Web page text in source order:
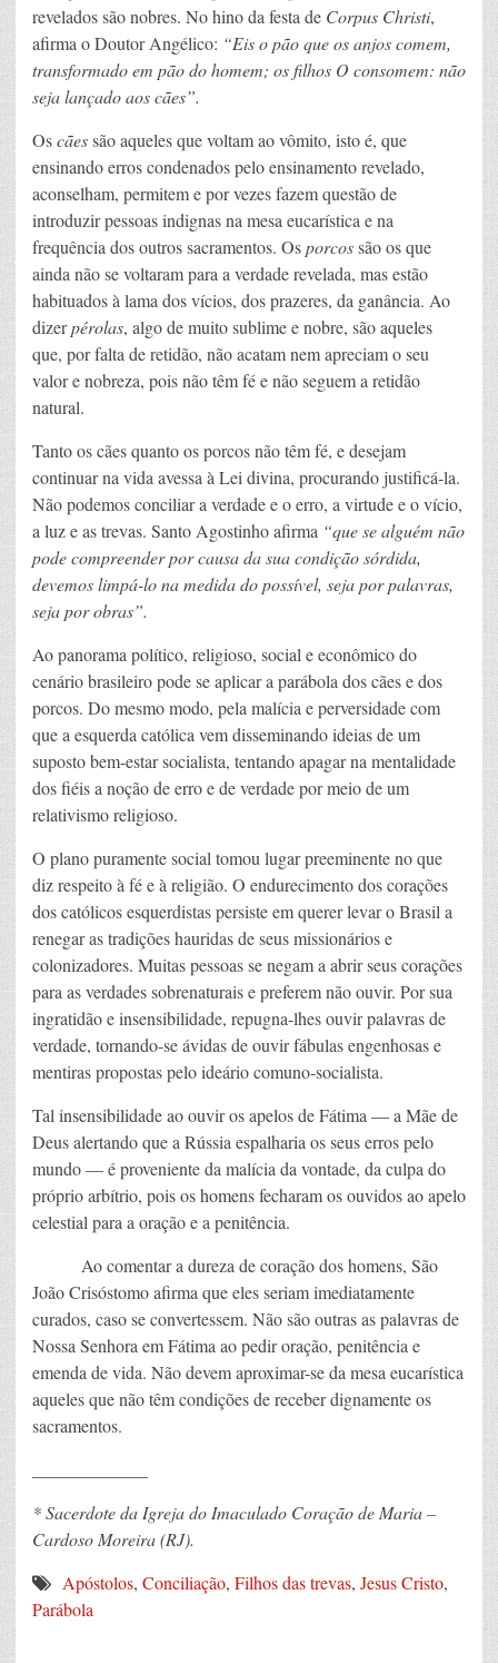
revelados são nobres. No hino da festa de Corpus Christi,
afirma o Doutor Angélico: “Eis o pão que os anjos comem,
transformado em pão do homem; os filhos O consomem: não
seja lançado aos cães”.
Oscãessão aqueles que voltam ao vômito, isto é, que
ensinando erros condenados pelo ensinamento revelado,
aconselham, permitem e por vezes fazem questão de
introduzir pessoas indignas na mesa eucarística e na
frequência dos outros sacramentos. Osporcossão os que
ainda não se voltaram para a verdade revelada, mas estão
habituados à lama dos vícios, dos prazeres, da ganância. Ao
dizerpérolas, algo de muito sublime e nobre, são aqueles
que, por falta de retidão, não acatam nem apreciam o seu
valor e nobreza, pois não têm fé e não seguem a retidão
natural.
Tanto os cães quanto os porcos não têm fé, e desejam
continuar na vida avessa à Lei divina, procurando justificá-la.
Não podemos conciliar a verdade e o erro, a virtude e o vício,
a luz e as trevas. Santo Agostinho afirma “que se alguém não
pode compreender por causa da sua condição sórdida,
devemos limpá-lo na medida do possível, seja por palavras,
seja por obras”.
Ao panorama político, religioso, social e econômico do
cenário brasileiro pode se aplicar a parábola dos cães e dos
porcos. Do mesmo modo, pela malícia e perversidade com
que a esquerda católica vem disseminando ideias de um
suposto bem-estar socialista, tentando apagar na mentalidade
dos fiéis a noção de erro e de verdade por meio de um
relativismo religioso.
O plano puramente social tomou lugar preeminente no que
diz respeito à fé e à religião. O endurecimento dos corações
dos católicos esquerdistas persiste em querer levar o Brasil a
renegar as tradições hauridas de seus missionários e
colonizadores. Muitas pessoas se negam a abrir seus corações
para as verdades sobrenaturais e preferem não ouvir. Por sua
ingratidão e insensibilidade, repugna-lhes ouvir palavras de
verdade, tornando-se ávidas de ouvir fábulas engenhosas e
mentiras propostas pelo ideário comuno-socialista.
Tal insensibilidade ao ouvir os apelos de Fátima — a Mãe de
Deus alertando que a Rússia espalharia os seus erros pelo
mundo — é proveniente da malícia da vontade, da culpa do
próprio arbítrio, pois os homens fecharam os ouvidos ao apelo
celestial para a oração e a penitência.
Ao comentar a dureza de coração dos homens, São
João Crisóstomo afirma que eles seriam imediatamente
curados, caso se convertessem. Não são outras as palavras de
Nossa Senhora em Fátima ao pedir oração, penitência e
emenda de vida. Não devem aproximar-se da mesa eucarística
aqueles que não têm condições de receber dignamente os
sacramentos.
*Sacerdote da Igreja do Imaculado Coração de Maria –
Cardoso Moreira (RJ).
Apóstolos, Conciliação, Filhos das trevas, Jesus Cristo,
Parábola